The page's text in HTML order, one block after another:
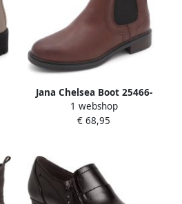
Jana Chelsea Boot 25466-
305 Cognac Wijdte H
1 webshop
€ 68,95